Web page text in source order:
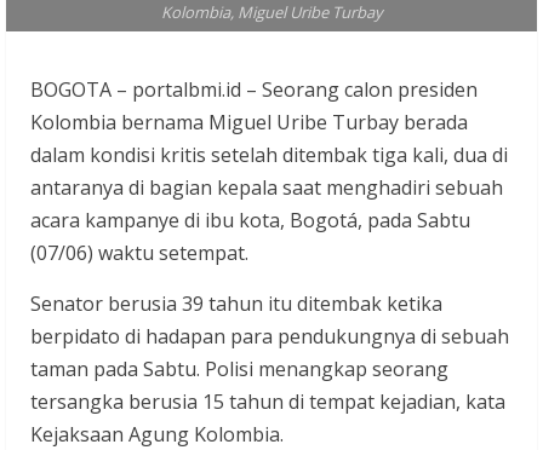
Kolombia, Miguel Uribe Turbay
BOGOTA – portalbmi.id – Seorang calon presiden
Kolombia bernama Miguel Uribe Turbay berada
dalam kondisi kritis setelah ditembak tiga kali, dua di
antaranya di bagian kepala saat menghadiri sebuah
acara kampanye di ibu kota, Bogotá, pada Sabtu
(07/06) waktu setempat.
Senator berusia 39 tahun itu ditembak ketika
berpidato di hadapan para pendukungnya di sebuah
taman pada Sabtu. Polisi menangkap seorang
tersangka berusia 15 tahun di tempat kejadian, kata
Kejaksaan Agung Kolombia.